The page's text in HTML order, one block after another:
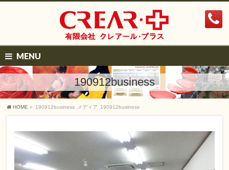
MENU
190912business
HOME » 190912business メディア 190912business